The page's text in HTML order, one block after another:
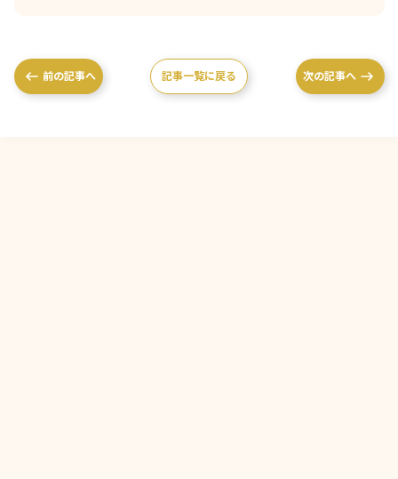
前の記事へ 記事一覧に戻る 次の記事へ